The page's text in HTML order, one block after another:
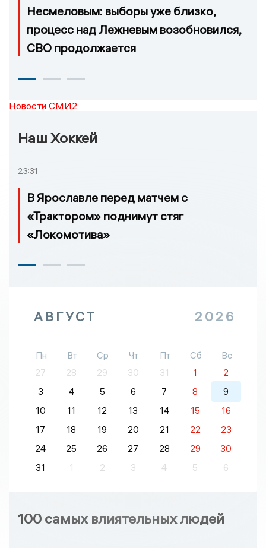
Несмеловым: выборы уже близко,
процесс над Лежневым возобновился,
СВО продолжается
Новости СМИ2
Наш Хоккей
23:31
В Ярославле перед матчем с
«Трактором» поднимут стяг
«Локомотива»
АВГУСТ 2026
Пн Вт Ср Чт Пт Сб
Вс
27
28 29 30 31 1
2
3
4 5 6 7 8
9
10
11 12 13 14 15
16
17
18 19 20 21 22
23
24
25 26 27 28 29
30
31
1 2 3 4 5 6
100 самых влиятельных людей